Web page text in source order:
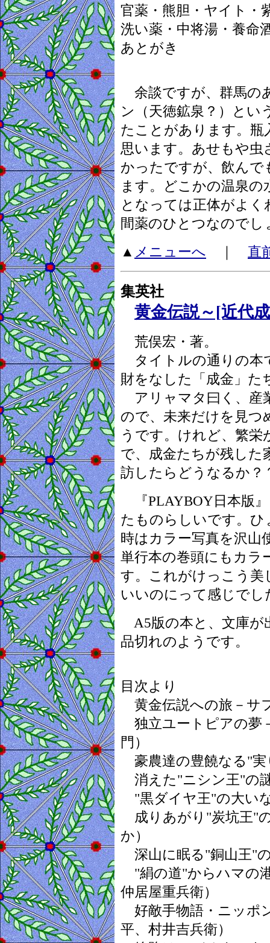
官薬・熊胆・ヤイト・
洗い薬・中将湯・養命
あとがき
余談ですが、群馬の
ン（天徳鉱泉？）とい
たことがあります。瓶
思います。あせもや
かったですが、飲ん
ます。どこかの温泉
となっては正体がよ
間薬のひとつなのでし
▲ メニューへ ｜ 直
集英社
黄金伝説～[近代
荒俣宏・著。
タイトルの通りの本
財をなした「成金」た
アリャマタ曰く、産
ので、未来だけを見つ
うです。けれど、繁
で、成金たちが残した
訪したらどうなるか？
『PLAYBOY日本版
たものらしいです。
時はカラー写真を沢山
単行本の巻頭にもカラ
す。これがけっこう
いいのにって感じでし
A5版の本と、文庫が
品切れのようです。
目次より
黄金伝説への旅－サ
独立ユートピアの夢
門）
豪農達の豊饒なる"実
消えた"ニシン王"の
"黒ダイヤ王"の大い
成りあがり"炭坑王"
か）
深山に眠る"銅山王"
"絹の道"からハマの
仲居屋重兵衛）
好敵手物語・ニッポ
平、村井吉兵衛）